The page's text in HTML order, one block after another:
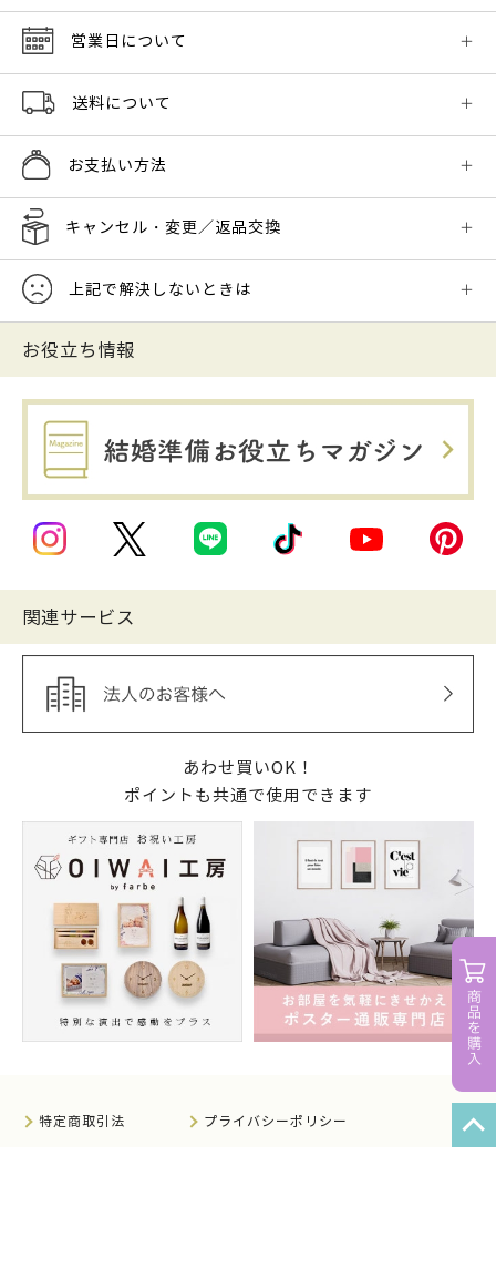
営業日について
送料について
お支払い方法
キャンセル・変更／返品交換
上記で解決しないときは
お役立ち情報
関連サービス
あわせ買いOK！
ポイントも共通で使用できます
特定商取引法 プライバシーポリシー